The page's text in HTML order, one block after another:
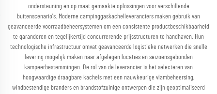
ondersteuning en op maat gemaakte oplossingen voor verschillende
buitenscenario's. Moderne campinggaskachelleveranciers maken gebruik van
geavanceerde voorraadbeheersystemen om een consistente productbeschikbaarheid
te garanderen en tegelijkertijd concurrerende prijsstructuren te handhaven. Hun
technologische infrastructuur omvat geavanceerde logistieke netwerken die snelle
levering mogelijk maken naar afgelegen locaties en seizoensgebonden
kampeerbestemmingen. De rol van de leverancier is het selecteren van
hoogwaardige draagbare kachels met een nauwkeurige vlambeheersing,
windbestendige branders en brandstofzuinige ontwerpen die zijn geoptimaliseerd